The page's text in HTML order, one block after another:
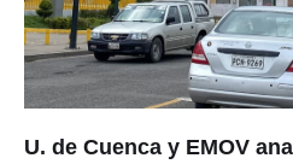
enfrentar problemas de